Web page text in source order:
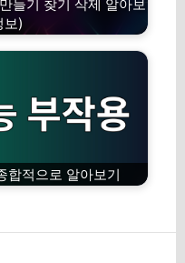
들기 찾기 삭제 알아보
보)
합적으로 알아보기